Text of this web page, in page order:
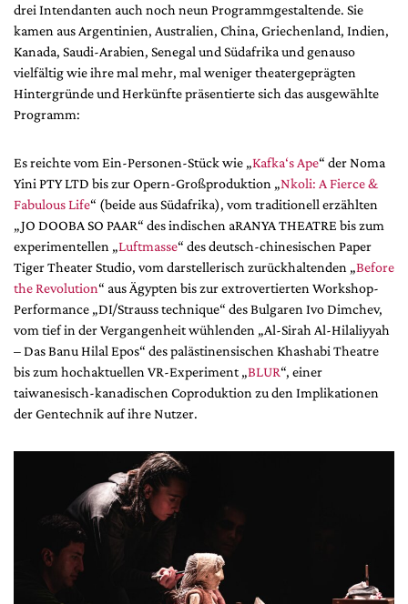
drei Intendanten auch noch neun Programmgestaltende. Sie
kamen aus Argentinien, Australien, China, Griechenland, Indien,
Kanada, Saudi-Arabien, Senegal und Südafrika und genauso
vielfältig wie ihre mal mehr, mal weniger theatergeprägten
Hintergründe und Herkünfte präsentierte sich das ausgewählte
Programm:
Es reichte vom Ein-Personen-Stück wie „Kafka‘s Ape“ der Noma
Yini PTY LTD bis zur Opern-Großproduktion „Nkoli: A Fierce &
Fabulous Life“ (beide aus Südafrika), vom traditionell erzählten
„JO DOOBA SO PAAR“ des indischen aRANYA THEATRE bis zum
experimentellen „Luftmasse“ des deutsch-chinesischen Paper
Tiger Theater Studio, vom darstellerisch zurückhaltenden „Before
the Revolution“ aus Ägypten bis zur extrovertierten Workshop-
Performance „DI/Strauss technique“ des Bulgaren Ivo Dimchev,
vom tief in der Vergangenheit wühlenden „Al-Sirah Al-Hilaliyyah
– Das Banu Hilal Epos“ des palästinensischen Khashabi Theatre
bis zum hochaktuellen VR-Experiment „BLUR“, einer
taiwanesisch-kanadischen Coproduktion zu den Implikationen
der Gentechnik auf ihre Nutzer.